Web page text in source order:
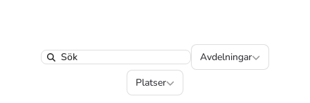
Search
Avdelningar
Avdelningar
Platser
Platser